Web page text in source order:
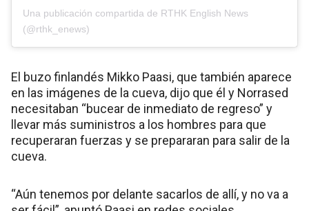
Una publicación compartida de RTHK English News
(@rthk_enews)
El buzo finlandés Mikko Paasi, que también aparece
en las imágenes de la cueva, dijo que él y Norrased
necesitaban “bucear de inmediato de regreso” y
llevar más suministros a los hombres para que
recuperaran fuerzas y se prepararan para salir de la
cueva.
“Aún tenemos por delante sacarlos de allí, y no va a